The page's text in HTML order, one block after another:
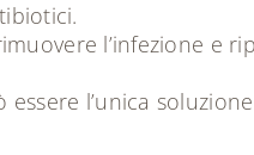
l’infezione e
l’unica